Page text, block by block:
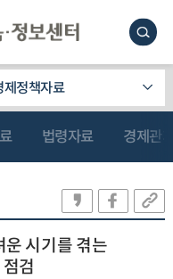
제정책자료
법령자료 경제관
운 시기를 겪는
검